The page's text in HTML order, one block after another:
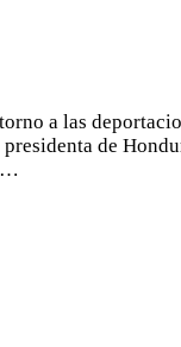
a las
de